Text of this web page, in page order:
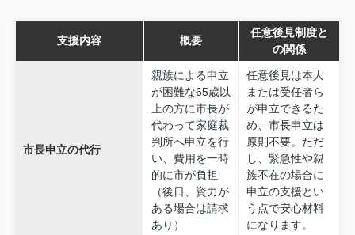
支援内容 概要
任意後見制度と
の関係
市長申立の代行
親族による申立
が困難な65歳以
上の方に市長が
代わって家庭裁
判所へ申立を行
い、費用を一時
的に市が負担
（後日、資力が
ある場合は請求
あり）
任意後見は本人
または受任者ら
が申立できるた
め、市長申立は
原則不要。ただ
し、緊急性や親
族不在の場合に
申立の支援とい
う点で安心材料
になります。